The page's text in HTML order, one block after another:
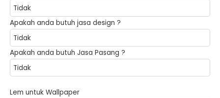
Apakah anda butuh jasa design ?
Apakah anda butuh Jasa Pasang ?
Lem untuk Wallpaper